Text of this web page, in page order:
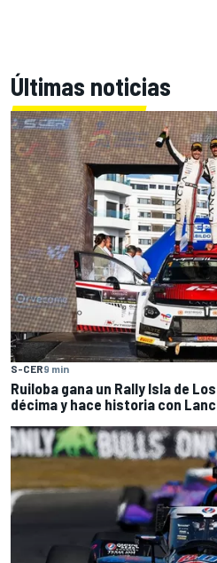
Últimas noticias
S-CER9 min
Ruiloba gana un Rally Isla de
décima y hace historia con